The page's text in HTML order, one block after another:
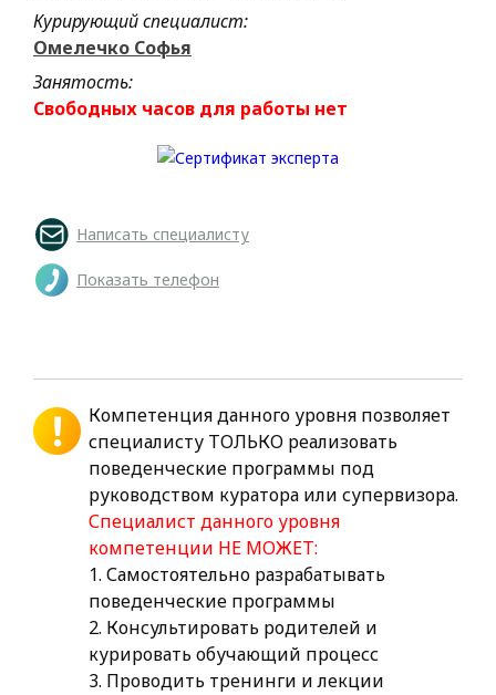
Курирующий специалист:
Омелечко Софья
Занятость:
Свободных часов для работы нет
Написать специалисту
Показать телефон
Компетенция данного уровня позволяет
специалисту ТОЛЬКО реализовать
поведенческие программы под
руководством куратора или супервизора.
Специалист данного уровня
компетенции НЕ МОЖЕТ:
1. Самостоятельно разрабатывать
поведенческие программы
2. Консультировать родителей и
курировать обучающий процесс
3. Проводить тренинги и лекции